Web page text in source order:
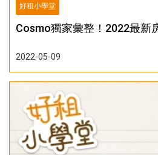
好租小學堂
Cosmo獨家彙整！2022最新
2022-05-09